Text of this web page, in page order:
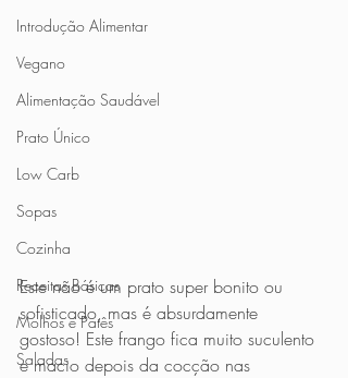
Introdução Alimentar
Vegano
Alimentação Saudável
Prato Único
Low Carb
Sopas
Cozinha
Receitas Básicas
Molhos e Patês
Saladas
Este não é um prato super bonito ou
sofisticado, mas é absurdamente
gostoso! Este frango fica muito suculento
e macio depois da cocção nas